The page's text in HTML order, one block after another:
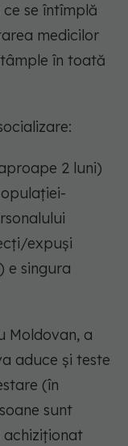
se întîmplă
medicilor
în toată
2 luni)
expuși
e singura
Moldovan, a
aduce și teste
(în
sunt
achiziționat